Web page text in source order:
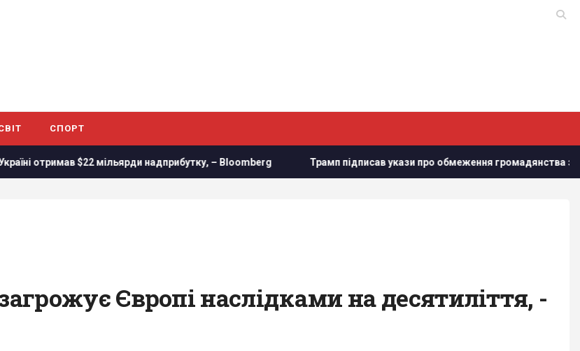
СПОРТ
$22 мільярди надприбутку, – Bloomberg Трамп підписав укази про обмеження громадянства за правом
Європі наслідками на десятиліття, -